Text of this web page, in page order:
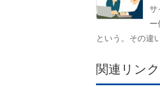
サ
ー
という。その違
関連リンク